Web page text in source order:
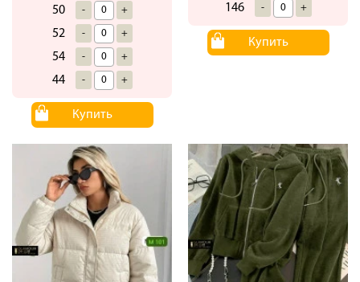
50 - +
52 - +
54 - +
44 - +
Купить
146 - +
Купить